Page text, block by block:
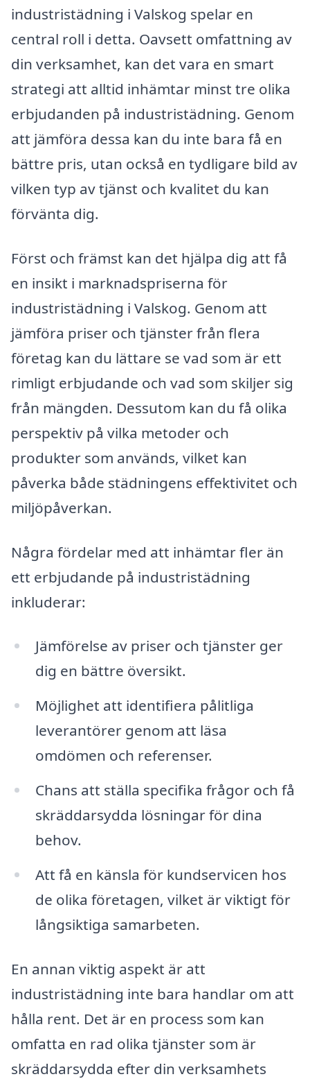
industristädning i Valskog spelar en
central roll i detta. Oavsett omfattning av
din verksamhet, kan det vara en smart
strategi att alltid inhämtar minst tre olika
erbjudanden på industristädning. Genom
att jämföra dessa kan du inte bara få en
bättre pris, utan också en tydligare bild av
vilken typ av tjänst och kvalitet du kan
förvänta dig.
Först och främst kan det hjälpa dig att få
en insikt i marknadspriserna för
industristädning i Valskog. Genom att
jämföra priser och tjänster från flera
företag kan du lättare se vad som är ett
rimligt erbjudande och vad som skiljer sig
från mängden. Dessutom kan du få olika
perspektiv på vilka metoder och
produkter som används, vilket kan
påverka både städningens effektivitet och
miljöpåverkan.
Några fördelar med att inhämtar fler än
ett erbjudande på industristädning
inkluderar:
Jämförelse av priser och tjänster ger
dig en bättre översikt.
Möjlighet att identifiera pålitliga
leverantörer genom att läsa
omdömen och referenser.
Chans att ställa specifika frågor och få
skräddarsydda lösningar för dina
behov.
Att få en känsla för kundservicen hos
de olika företagen, vilket är viktigt för
långsiktiga samarbeten.
En annan viktig aspekt är att
industristädning inte bara handlar om att
hålla rent. Det är en process som kan
omfatta en rad olika tjänster som är
skräddarsydda efter din verksamhets